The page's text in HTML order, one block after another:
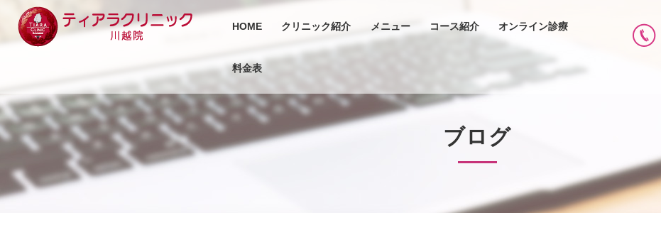
HOME クリニック紹介 メニュー コース紹介 オンライン診療
料金表
ブログ